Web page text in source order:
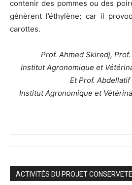
contenir des pommes ou des
génèrent l’éthylène; car il
carottes.
Prof. Ahmed Skiredj,
Institut Agronomique et
Et Prof. Abdellatif
Institut Agronomique et
ACTIVITÉS DU PROJET